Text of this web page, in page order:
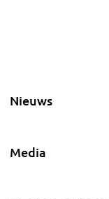
Nieuws
Media